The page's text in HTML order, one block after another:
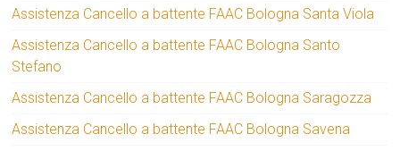
Assistenza Cancello a battente FAAC Bologna Santa Viola
Assistenza Cancello a battente FAAC Bologna Santo
Stefano
Assistenza Cancello a battente FAAC Bologna Saragozza
Assistenza Cancello a battente FAAC Bologna Savena